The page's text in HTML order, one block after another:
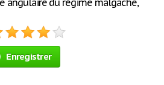
angulaire du régime malgache,
Enregistrer